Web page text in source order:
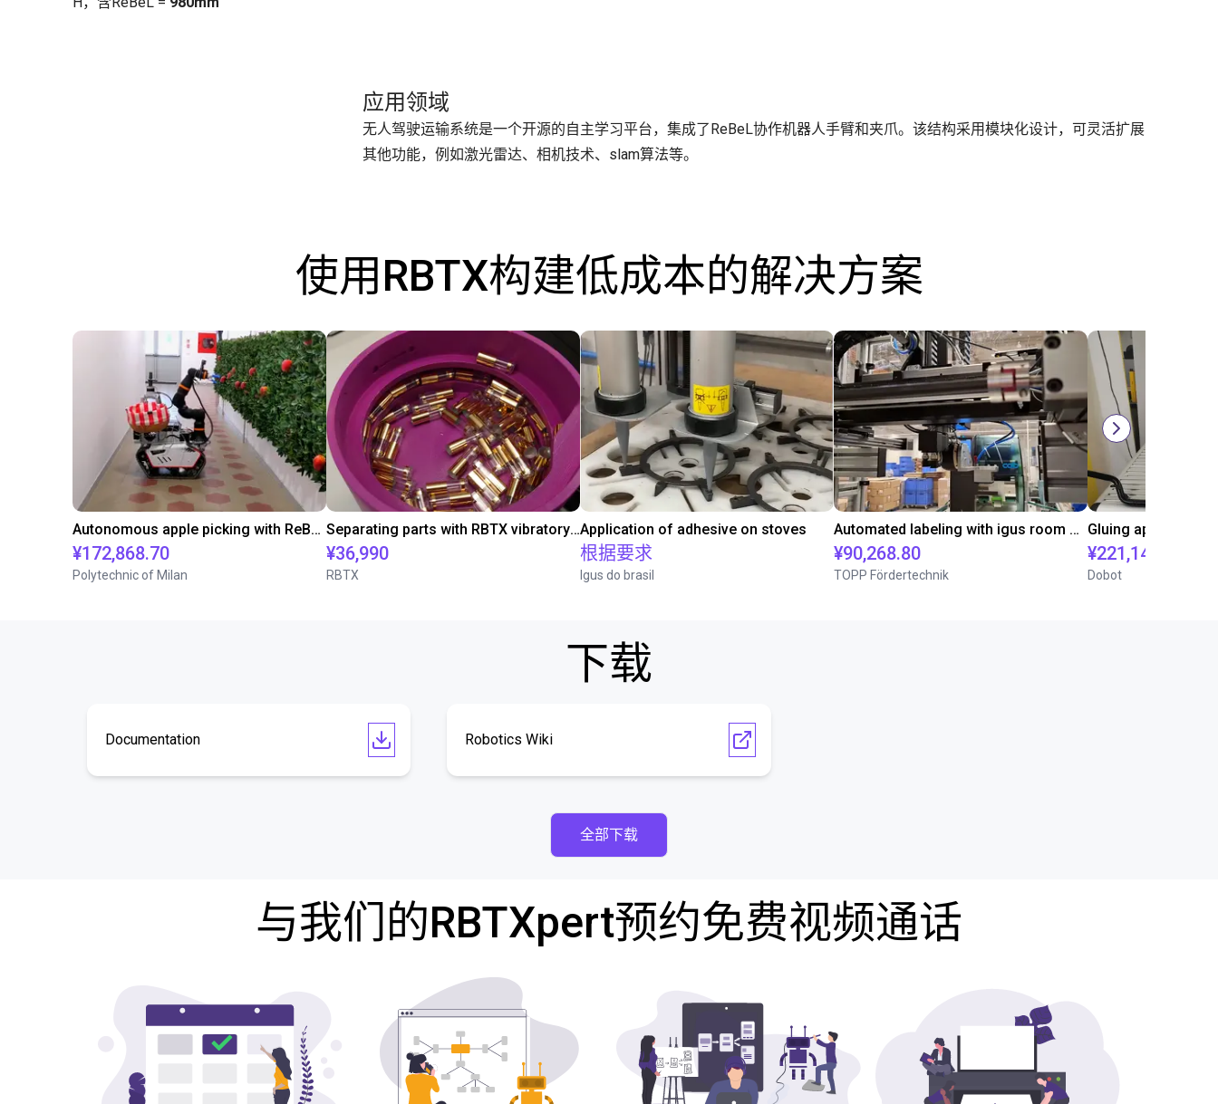
应用领域
无人驾驶运输系统是一个开源的自主学习平台，集成了ReBeL协作机器人手臂和夹爪。该结构采用模块化设计，可灵活扩展
其他功能，例如激光雷达、相机技术、slam算法等。
使用RBTX构建低成本的解决方案
Autonomous apple picking with ReBeL robot
¥172,868.70
Polytechnic of Milan
Separating parts with RBTX vibratory feeder
¥36,990
RBTX
Application of adhesive on stoves
根据要求
Igus do brasil
Automated labeling with igus room gantry and a cab label printer
¥90,268.80
TOPP Fördertechnik
¥221,141.30
Dobot
下载
Documentation Robotics Wiki
全部下载
与我们的RBTXpert预约免费视频通话